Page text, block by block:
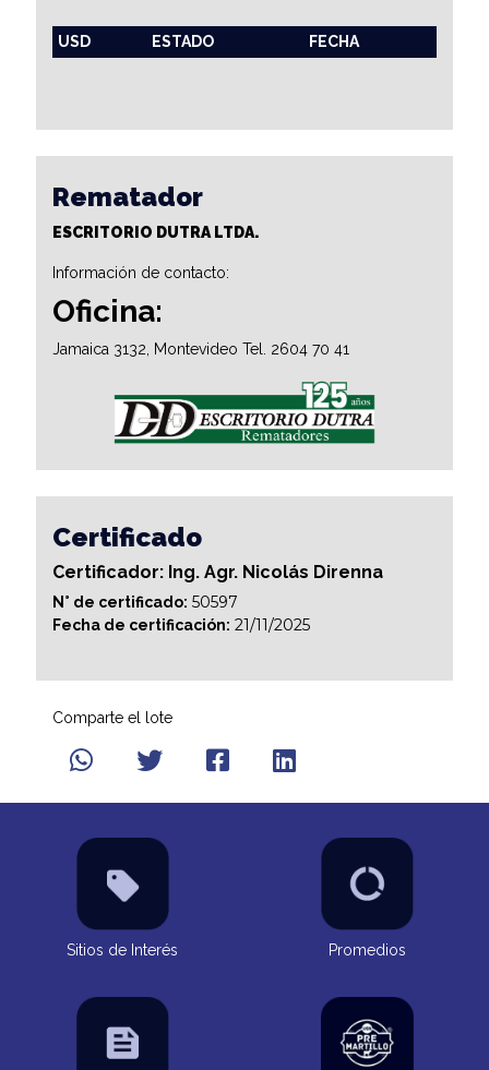
USD ESTADO FECHA
Rematador
ESCRITORIO DUTRA LTDA.
Información de contacto:
Oficina:
Jamaica 3132, Montevideo Tel. 2604 70 41
Certificado
Certificador: Ing. Agr. Nicolás Direnna
N° de certificado: 50597
Fecha de certificación: 21/11/2025
Comparte el lote
Sitios de Interés Promedios